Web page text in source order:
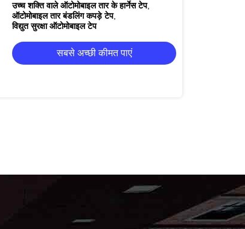
उच्च शक्ति वाले ऑटोमोबाइल तार के हार्नेस टेप,
ऑटोमोबाइल तार बंडलिंग कपड़े टेप,
विद्युत सुरक्षा ऑटोमोबाइल टेप
सबसे अच्छी कीमत पाएं